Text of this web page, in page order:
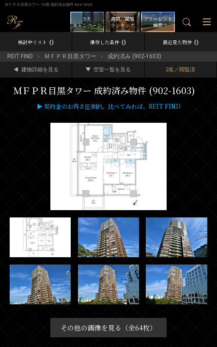
ＭＦＰＲ目黒タワー 16階 成約済み物件 902-1603
フリーレント
検索
週間／閲覧
ランキング
5大
キャンペーン
検討中リスト 0 保存した条件 0 最近見た物件 0
REIT FIND ＭＦＰＲ目黒タワー 成約済み (902-1603)
建物詳細を見る 空室一覧を見る 2名／閲覧済
ＭＦＰＲ目黒タワー 成約済み物件 (902-1603)
▶ 契約金のお得さ圧倒的。比べてみれば、REIT FIND
その他の画像を見る（全64枚）